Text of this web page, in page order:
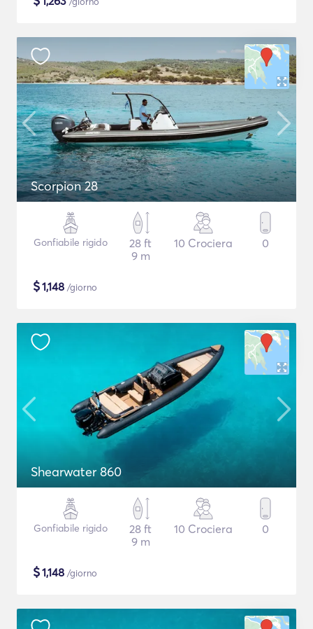
Scorpion 28
Gonfiabile rigido
28 ft
9 m
10 Crociera 0
$1,148 /giorno
Shearwater 860
Gonfiabile rigido
28 ft
9 m
10 Crociera 0
$1,148 /giorno